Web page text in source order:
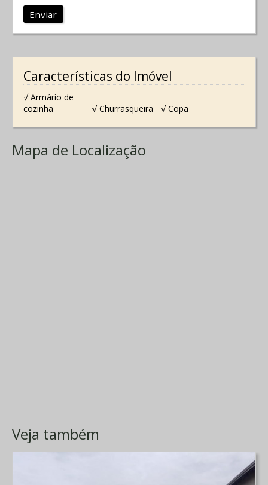
Enviar
Características do Imóvel
√ Armário de
cozinha
√ Churrasqueira √ Copa
Mapa de Localização
Veja também